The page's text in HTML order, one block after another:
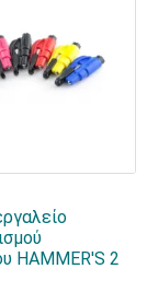
HAMMER'S 2